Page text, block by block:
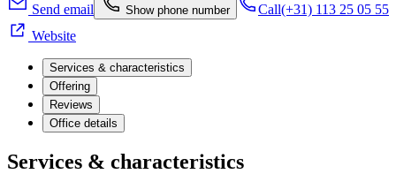
Send email Show phone number Call(+31) 113 25 05 55
Website
Services & characteristics
Offering
Reviews
Office details
Services & characteristics